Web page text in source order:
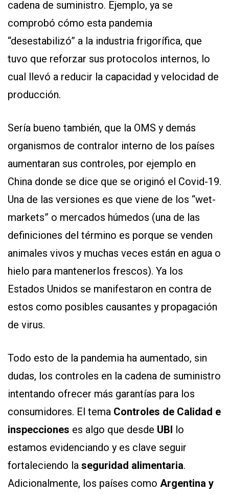
cadena de suministro. Ejemplo, ya se
comprobó cómo esta pandemia
“desestabilizó” a la industria frigorífica, que
tuvo que reforzar sus protocolos internos, lo
cual llevó a reducir la capacidad y velocidad de
producción.
Sería bueno también, que la OMS y demás
organismos de contralor interno de los países
aumentaran sus controles, por ejemplo en
China donde se dice que se originó el Covid-19.
Una de las versiones es que viene de los “wet-
markets” o mercados húmedos (una de las
definiciones del término es porque se venden
animales vivos y muchas veces están en agua o
hielo para mantenerlos frescos). Ya los
Estados Unidos se manifestaron en contra de
estos como posibles causantes y propagación
de virus.
Todo esto de la pandemia ha aumentado, sin
dudas, los controles en la cadena de suministro
intentando ofrecer más garantías para los
consumidores. El tema Controles de Calidad e
inspecciones es algo que desde UBI lo
estamos evidenciando y es clave seguir
fortaleciendo la seguridad alimentaria.
Adicionalmente, los países como Argentina y